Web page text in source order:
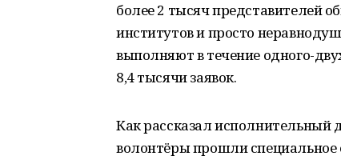
более 2 тысяч представителей
институтов и просто
выполняют в течение одного-
8,4 тысячи заявок.
Как рассказал исполнительный
волонтёры прошли специальное